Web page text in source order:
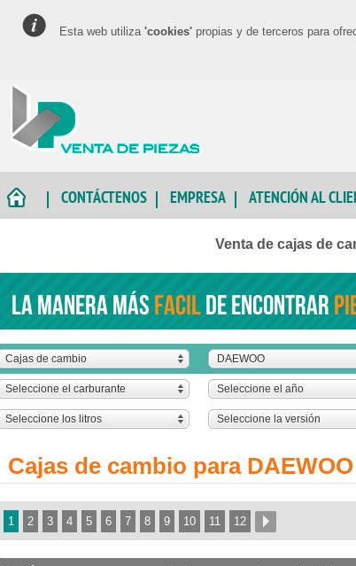
Esta web utiliza 'cookies' propias y de terceros para
CONTÁCTENOS EMPRESA ATENCIÓN AL
Venta de cajas de
La manera másfacilde encontrar
Cajas de cambio DAEWOO
Seleccione el carburante Seleccione el año
Seleccione los litros Seleccione la versión
Cajas de cambio para DAEWOO
1 2 3 4 5 6 7 8 9 10 11 12